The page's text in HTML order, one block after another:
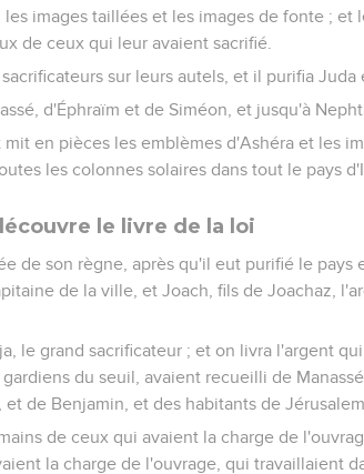
les images taillées et les images de fonte ; et
de ceux qui leur avaient sacrifié.
sur leurs autels, et il purifia Juda
d'Éphraïm et de Siméon, et jusqu'à
en pièces les emblèmes d'Ashéra et les
les colonnes solaires dans tout le pays
le livre de la loi
de son règne, après qu'il eut purifié le pays
de la ville, et Joach, fils de Joachaz,
le grand sacrificateur ; et on livra l'argent
du seuil, avaient recueilli de
de Benjamin, et des habitants de Jérusalem.
de ceux qui avaient la charge de
la charge de l'ouvrage, qui travaillaient